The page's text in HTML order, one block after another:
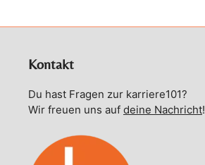
Kontakt
Du hast Fragen zur karriere101?
Wir freuen uns auf deine Nachricht!